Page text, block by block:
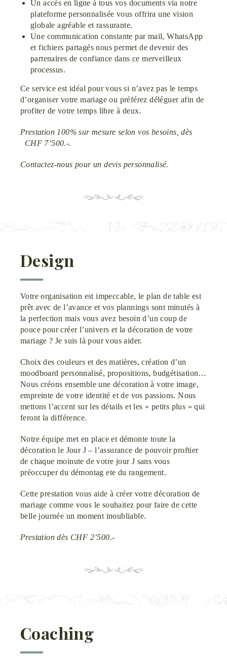
Un accès en ligne à tous vos documents via notre
plateforme personnalisée vous offrira une vision
globale agréable et rassurante.
Une communication constante par mail, WhatsApp
et fichiers partagés nous permet de devenir des
partenaires de confiance dans ce merveilleux
processus.
Ce service est idéal pour vous si n’avez pas le temps
d’organiser votre mariage ou préférez déléguer afin de
profiter de votre temps libre à deux.
Prestation 100% sur mesure selon vos besoins, dès
CHF 7’500.-.
Contactez-nous pour un devis personnalisé.
Design
Votre organisation est impeccable, le plan de table est
prêt avec de l’avance et vos plannings sont minutés à
la perfection mais vous avez besoin d’un coup de
pouce pour créer l’univers et la décoration de votre
mariage ? Je suis là pour vous aider.
Choix des couleurs et des matières, création d’un
moodboard personnalisé, propositions, budgétisation…
Nous créons ensemble une décoration à votre image,
empreinte de votre identité et de vos passions. Nous
mettons l’accent sur les détails et les « petits plus » qui
feront la différence.
Notre équipe met en place et démonte toute la
décoration le Jour J – l’assurance de pouvoir proftier
de chaque moinute de votre jour J sans vous
préoccuper du démontag ete du rangement.
Cette prestation vous aide à créer votre décoration de
mariage comme vous le souhaitez pour faire de cette
belle journée un moment inoubliable.
Prestation dès CHF 2’500.-
Coaching